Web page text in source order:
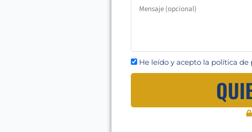
He leído y acepto la política